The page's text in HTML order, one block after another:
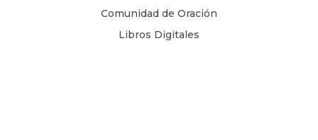
Comunidad de Oración
Libros Digitales